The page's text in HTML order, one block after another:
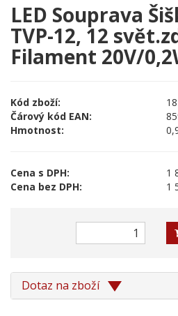
LED Souprava
TVP-12, 12
Filament 20V/
Kód zboží:
Čárový kód EAN:
Hmotnost:
Cena s DPH:
1
Cena bez DPH:
1
Dotaz na zboží